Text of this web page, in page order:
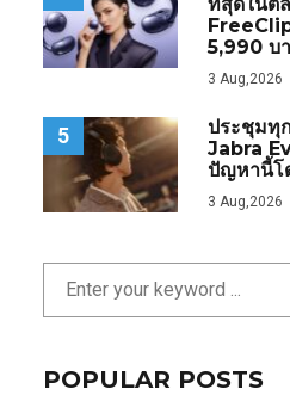
ที่สุดในต
5,990 บ
3 Aug,2026
5
ประชุมทุ
Jabra
ปัญหานี้โ
3 Aug,2026
POPULAR POSTS